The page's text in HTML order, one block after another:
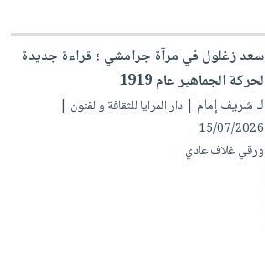
سعد زغلول في مرآة جرامشي ؛ قراءة جديدة
لحركة الجماهير عام 1919
لـ شريف إمام | دار المرايا للثقافة والفنون |
15/07/2026
ورقي غلاف عادي